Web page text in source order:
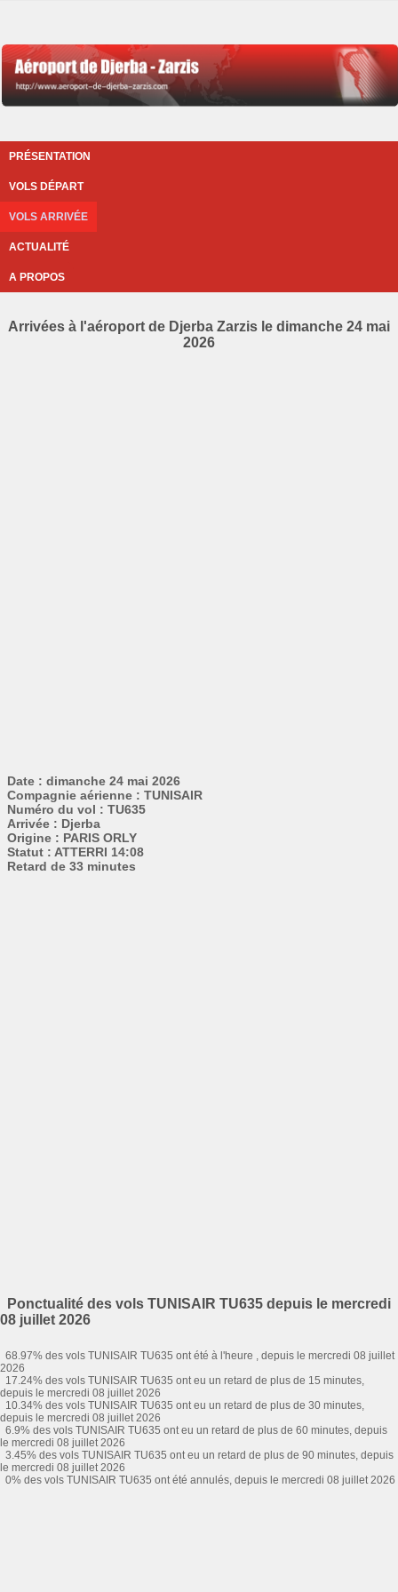
PRÉSENTATION
VOLS DÉPART
VOLS ARRIVÉE
ACTUALITÉ
A PROPOS
Arrivées à l'aéroport de Djerba Zarzis le dimanche 24 mai
2026
Date : dimanche 24 mai 2026
Compagnie aérienne : TUNISAIR
Numéro du vol : TU635
Arrivée : Djerba
Origine : PARIS ORLY
Statut : ATTERRI 14:08
Retard de 33 minutes
Ponctualité des vols TUNISAIR TU635 depuis le mercredi
08 juillet 2026
68.97% des vols TUNISAIR TU635 ont été à l'heure , depuis le mercredi 08 juillet
2026
17.24% des vols TUNISAIR TU635 ont eu un retard de plus de 15 minutes,
depuis le mercredi 08 juillet 2026
10.34% des vols TUNISAIR TU635 ont eu un retard de plus de 30 minutes,
depuis le mercredi 08 juillet 2026
6.9% des vols TUNISAIR TU635 ont eu un retard de plus de 60 minutes, depuis
le mercredi 08 juillet 2026
3.45% des vols TUNISAIR TU635 ont eu un retard de plus de 90 minutes, depuis
le mercredi 08 juillet 2026
0% des vols TUNISAIR TU635 ont été annulés, depuis le mercredi 08 juillet 2026